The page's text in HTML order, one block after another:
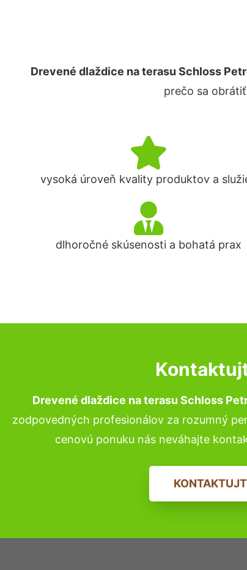
Drevené dlaždice na terasu Schloss
prečo sa
vysoká úroveň kvality produktov a
dlhoročné skúsenosti a bohatá prax
Drevené dlaždice na terasu Schloss
zodpovedných profesionálov za rozumný
cenovú ponuku nás neváhajte